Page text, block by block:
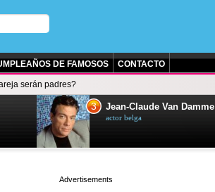
DE FAMOSOS CONTACTO
serán padres?
3 Jean-Claude Van Damme
actor belga